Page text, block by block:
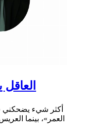
أكثر شيء يضحكني
العمر»، بينما